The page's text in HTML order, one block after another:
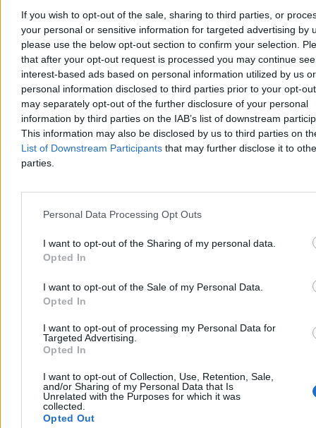
If you wish to opt-out of the sale, sharing to third parties, or
your personal or sensitive information for targeted advertising by
please use the below opt-out section to confirm your selection.
that after your opt-out request is processed you may continue
interest-based ads based on personal information utilized by us or
personal information disclosed to third parties prior to your opt-
may separately opt-out of the further disclosure of your personal
information by third parties on the IAB’s list of downstream
This information may also be disclosed by us to third parties on
List of Downstream Participants that may further disclose it to
parties.
Personal Data Processing Opt Outs
I want to opt-out of the Sharing of my personal data.
Opted In
I want to opt-out of the Sale of my Personal Data.
Opted In
I want to opt-out of processing my Personal Data for
Targeted Advertising.
Opted In
I want to opt-out of Collection, Use, Retention, Sale,
and/or Sharing of my Personal Data that Is
Unrelated with the Purposes for which it was
collected.
Opted Out
szybciej. Prawo nie nadąża za producentami
Gdy kilka lat temu zaczynałem pisać o hulajnogach elektrycznych,
przewidywałem szybki wzrost ich popularności jako środka
transportu osobistego. Dziś widzę, że ich rozwój poszedł w stronę
„kto zrobi jak najszybszą i jak najbardziej nielegalną hulajnogę
elektryczną, nie dając się złapać?”.
Tymon Grabowski
04.08.2026
Na wakacje przez Austrię lub Niemcy? Za zjazd z